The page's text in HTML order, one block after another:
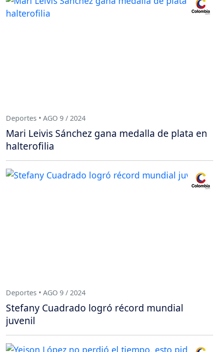
Deportes • AGO 9 / 2024
Mari Leivis Sánchez gana medalla de plata en
halterofilia
Deportes • AGO 9 / 2024
Stefany Cuadrado logró récord mundial
juvenil